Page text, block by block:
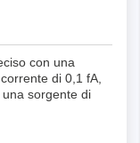
con una
di 0,1 fA,
sorgente di